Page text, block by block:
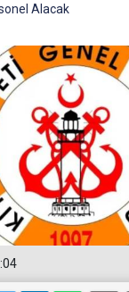
Alacak